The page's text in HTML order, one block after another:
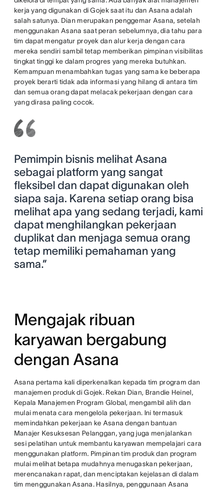
kerja yang digunakan di Gojek saat itu dan Asana adalah
salah satunya. Dian merupakan penggemar Asana, setelah
menggunakan Asana saat peran sebelumnya, dia tahu para
tim dapat mengatur proyek dan alur kerja dengan cara
mereka sendiri sambil tetap memberikan pimpinan visibilitas
tingkat tinggi ke dalam progres yang mereka butuhkan.
Kemampuan menambahkan tugas yang sama ke beberapa
proyek berarti tidak ada informasi yang hilang di antara tim
dan semua orang dapat melacak pekerjaan dengan cara
yang dirasa paling cocok.
Pemimpin bisnis melihat Asana
sebagai platform yang sangat
fleksibel dan dapat digunakan oleh
siapa saja. Karena setiap orang bisa
melihat apa yang sedang terjadi, kami
dapat menghilangkan pekerjaan
duplikat dan menjaga semua orang
tetap memiliki pemahaman yang
sama.”
Mengajak ribuan
karyawan bergabung
dengan Asana
Asana pertama kali diperkenalkan kepada tim program dan
manajemen produk di Gojek. Rekan Dian, Brandie Heinel,
Kepala Manajemen Program Global, mengambil alih dan
mulai menata cara mengelola pekerjaan. Ini termasuk
memindahkan pekerjaan ke Asana dengan bantuan
Manajer Kesuksesan Pelanggan, yang juga menjalankan
sesi pelatihan untuk membantu karyawan mempelajari cara
menggunakan platform. Pimpinan tim produk dan program
mulai melihat betapa mudahnya menugaskan pekerjaan,
merencanakan rapat, dan menciptakan kejelasan di dalam
tim menggunakan Asana. Hasilnya, penggunaan Asana